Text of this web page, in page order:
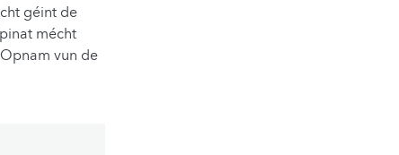
géint de
mécht
vun de